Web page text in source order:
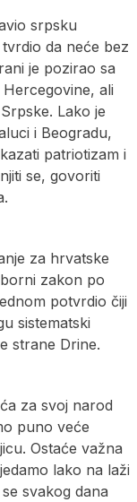
srpsku
da neće bez
je pozirao sa
ali
Lako je
i Beogradu,
patriotizam i
se, govoriti
za hrvatske
zakon po
potvrdio čiji
sistematski
strane Drine.
za svoj narod
puno veće
Ostaće važna
lako na laži
svakog dana